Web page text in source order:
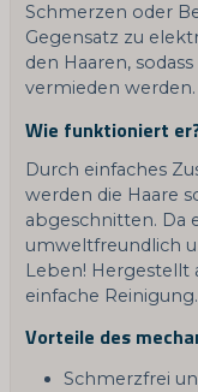
Schmerzen oder
Gegensatz zu
den Haaren,
vermieden werden.
Wie funktioniert
Durch einfaches
werden die Haare
abgeschnitten. Da
umweltfreundlich
Leben! Hergestellt
einfache Reinigung.
Vorteile des
Schmerzfrei